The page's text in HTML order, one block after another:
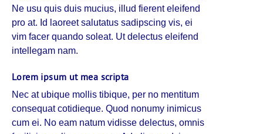
Ne usu quis duis mucius, illud fierent eleifend
pro at. Id laoreet salutatus sadipscing vis, ei
vim facer quando soleat. Ut delectus eleifend
intellegam nam.
Lorem ipsum ut mea scripta
Nec at ubique mollis tibique, per no mentitum
consequat cotidieque. Quod nonumy inimicus
cum ei. No eam natum vidisse delectus, omnis